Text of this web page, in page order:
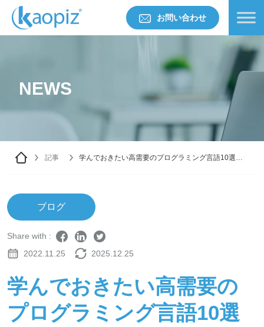
お問い合わせ
NEWS
記事
学んでおきたい高需要のプログラミング言語10選
ブログ
Share with :
2022.11.25
2025.12.25
学んでおきたい高需要の
プログラミング言語10選